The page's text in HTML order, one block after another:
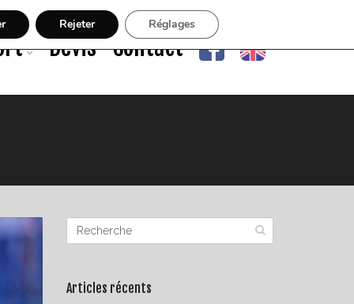
Devis Contact
Articles récents
Rejeter Réglages